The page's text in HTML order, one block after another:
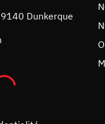
Dunkerque